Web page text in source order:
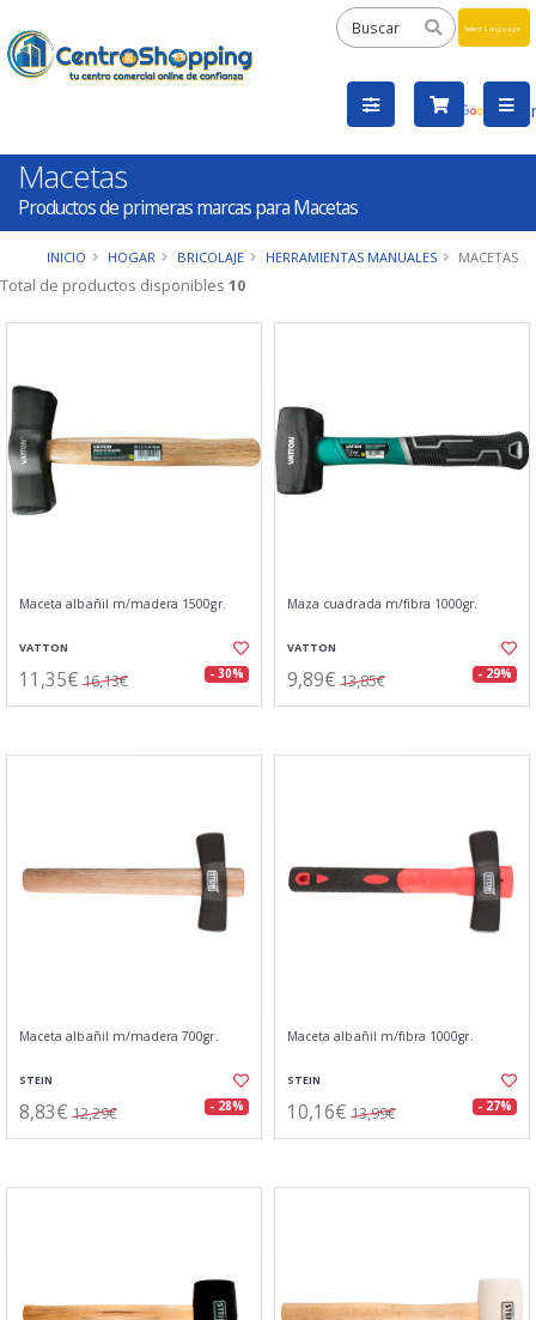
by
Macetas
Productos de primeras marcas para Macetas
INICIO HOGAR BRICOLAJE HERRAMIENTAS MANUALES MACETAS
Total de productos disponibles 10
Maceta albañil m/madera 1500gr.
VATTON
11,35€ 16,13€ - 30%
Maza cuadrada m/fibra 1000gr.
VATTON
9,89€ 13,85€ - 29%
Maceta albañil m/madera 700gr.
STEIN
8,83€ 12,29€ - 28%
Maceta albañil m/fibra 1000gr.
STEIN
10,16€ 13,99€ - 27%